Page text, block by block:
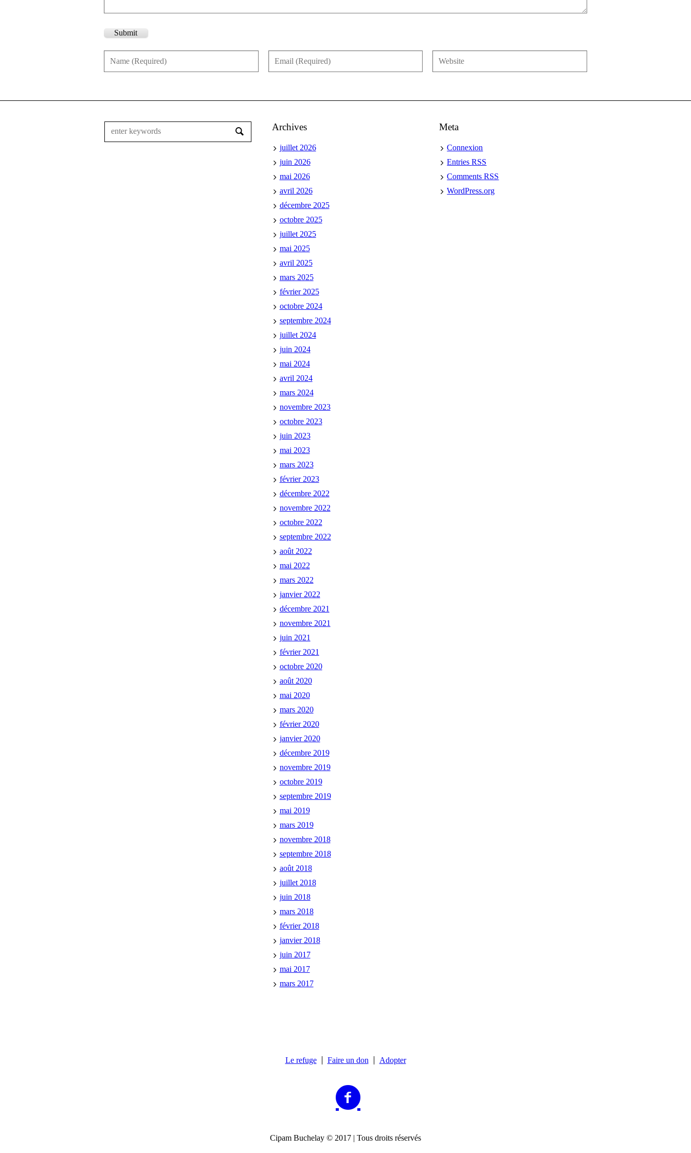
Submit
Archives
juillet 2026
juin 2026
mai 2026
avril 2026
décembre 2025
octobre 2025
juillet 2025
mai 2025
avril 2025
mars 2025
février 2025
octobre 2024
septembre 2024
juillet 2024
juin 2024
mai 2024
avril 2024
mars 2024
novembre 2023
octobre 2023
juin 2023
mai 2023
mars 2023
février 2023
décembre 2022
novembre 2022
octobre 2022
septembre 2022
août 2022
mai 2022
mars 2022
janvier 2022
décembre 2021
novembre 2021
juin 2021
février 2021
octobre 2020
août 2020
mai 2020
mars 2020
février 2020
janvier 2020
décembre 2019
novembre 2019
octobre 2019
septembre 2019
mai 2019
mars 2019
novembre 2018
septembre 2018
août 2018
juillet 2018
juin 2018
mars 2018
février 2018
janvier 2018
juin 2017
mai 2017
mars 2017
Meta
Connexion
EntriesRSS
CommentsRSS
WordPress.org
Le refuge Faire un don Adopter
Cipam Buchelay © 2017 | Tous droits réservés